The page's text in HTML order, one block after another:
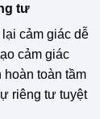
tư
cảm giác dễ
cảm giác
hoàn toàn tầm
riêng tư tuyệt